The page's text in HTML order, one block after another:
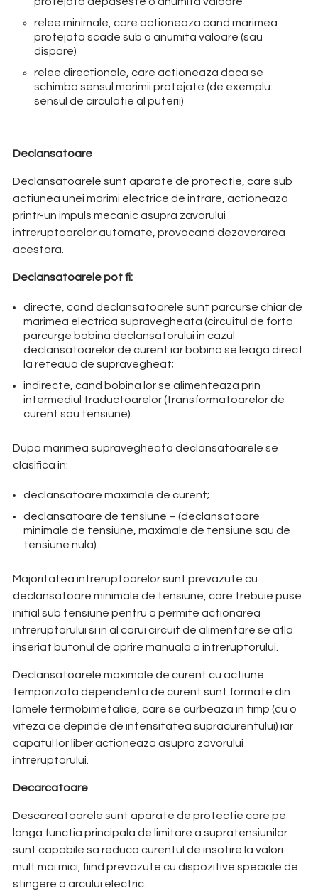
relee minimale, care actioneaza cand marimea
protejata scade sub o anumita valoare (sau
dispare)
relee directionale, care actioneaza daca se
schimba sensul marimii protejate (de exemplu:
sensul de circulatie al puterii)
Declansatoare
Declansatoarele sunt aparate de protectie, care sub
actiunea unei marimi electrice de intrare, actioneaza
printr-un impuls mecanic asupra zavorului
intreruptoarelor automate, provocand dezavorarea
acestora.
Declansatoarele pot fi:
directe, cand declansatoarele sunt parcurse chiar de
marimea electrica supravegheata (circuitul de forta
parcurge bobina declansatorului in cazul
declansatoarelor de curent iar bobina se leaga direct
la reteaua de supravegheat;
indirecte, cand bobina lor se alimenteaza prin
intermediul traductoarelor (transformatoarelor de
curent sau tensiune).
Dupa marimea supravegheata declansatoarele se
clasifica in:
declansatoare maximale de curent;
declansatoare de tensiune – (declansatoare
minimale de tensiune, maximale de tensiune sau de
tensiune nula).
Majoritatea intreruptoarelor sunt prevazute cu
declansatoare minimale de tensiune, care trebuie puse
initial sub tensiune pentru a permite actionarea
intreruptorului si in al carui circuit de alimentare se afla
inseriat butonul de oprire manuala a intreruptorului.
Declansatoarele maximale de curent cu actiune
temporizata dependenta de curent sunt formate din
lamele termobimetalice, care se curbeaza in timp (cu o
viteza ce depinde de intensitatea supracurentului) iar
capatul lor liber actioneaza asupra zavorului
intreruptorului.
Decarcatoare
Descarcatoarele sunt aparate de protectie care pe
langa functia principala de limitare a supratensiunilor
sunt capabile sa reduca curentul de insotire la valori
mult mai mici, fiind prevazute cu dispozitive speciale de
stingere a arcului electric.